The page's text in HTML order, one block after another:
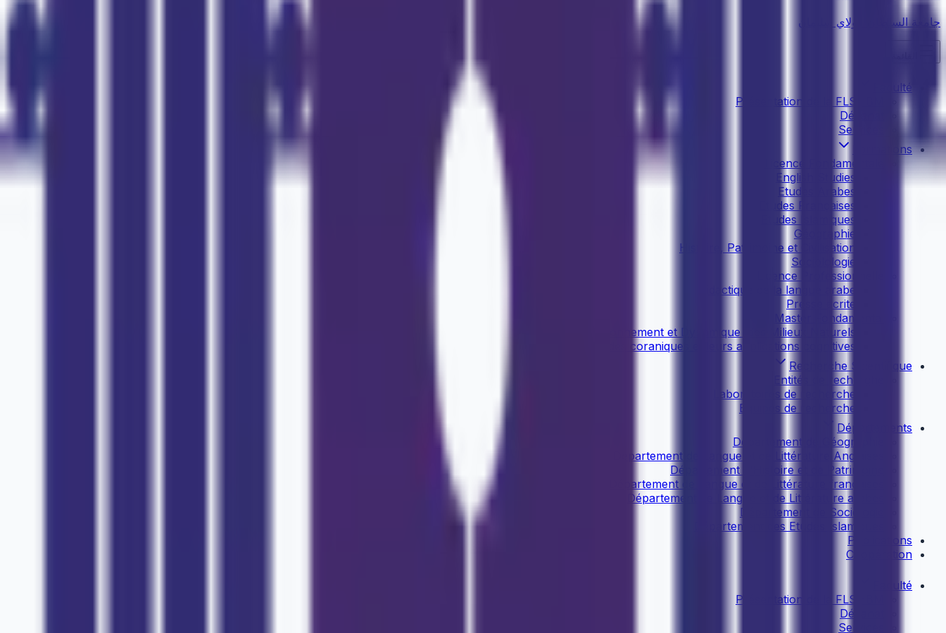
جامعة السلطان مولاي سليمان
Faculté
Présentation de la FLSHBM
Décanat
Services
Formations
Licence Fondamentale
English Studies
Etudes Arabes
Etudes Françaises
Etudes Islamiques
Géographie
Histoire, Patrimoine et Civilisation
Sociolologie
Licence Professionnelle
Didactique de la langue arabe
Presse écrite
Master Fondamental
Géo-Environnement et Dynamique des Milieux Naturels
Etudes coraniques et leurs applications cognitives
Recherche Scientifique
Entités de recherche
Laboratoires de recherche
Equipes de recherche
Départements
Département de Géographie
Département de Langue et de Littérature Anglaises
Département d'Histoire et de Patrimoine
Département de Langue et de Littérature françaises
Département de Langue et de Littérature arabes
Département de Sociologie
Département des Etudes Islamiques
Publications
Coopération
Faculté
Présentation de la FLSHBM
Décanat
Services